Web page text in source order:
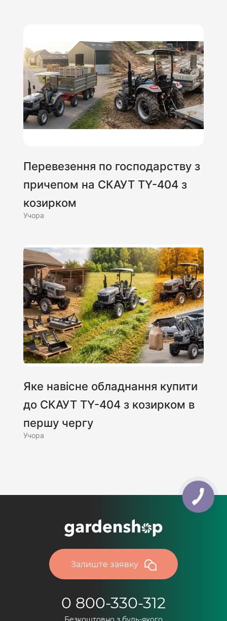
Перевезення по господарству з
причепом на СКАУТ TY-404 з
козирком
Учора
Яке навісне обладнання купити
до СКАУТ TY-404 з козирком в
першу чергу
Учора
Залиште заявку
0 800-330-312